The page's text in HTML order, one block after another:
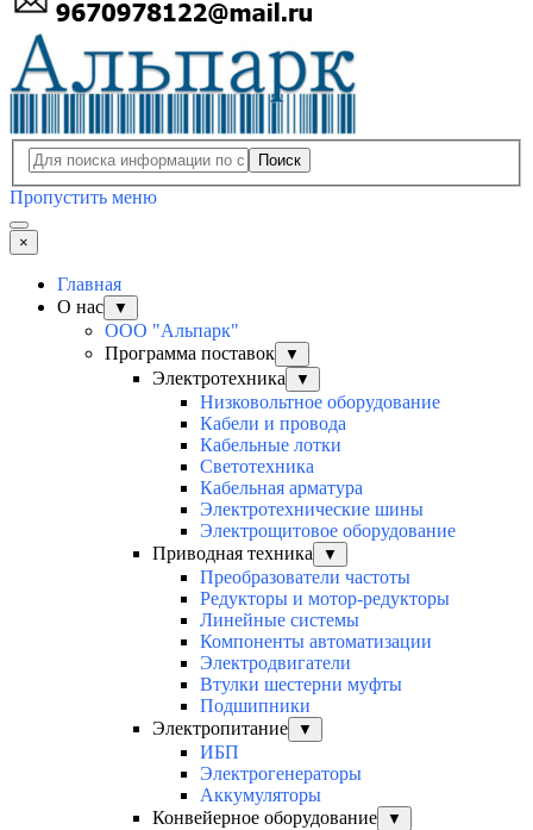
Поиск
Пропустить меню
×
Главная
О нас
▼
ООО "Альпарк"
Программа поставок
▼
Электротехника ▼
Низковольтное оборудование
Кабели и провода
Кабельные лотки
Светотехника
Кабельная арматура
Электротехнические шины
Электрощитовое оборудование
Приводная техника
▼
Преобразователи частоты
Редукторы и мотор-редукторы
Линейные системы
Компоненты автоматизации
Электродвигатели
Втулки шестерни муфты
Подшипники
Электропитание
▼
ИБП
Электрогенераторы
Аккумуляторы
Конвейерное оборудование
▼